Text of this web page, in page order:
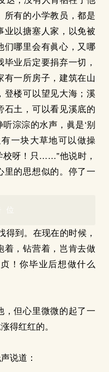
所有的小学教员，都是
业以搪塞人家，以免被
们哪里会有眞心，又哪
业后定要捐弃一切，
有一所房子，建筑在山
登楼可以望见大海；溪
石土，可以看见溪底的
淙淙的水声，眞是‘别
一块大草地可以做操
校呀！只……”他说时，
里的思想似的。停了一
位
到。在现在的时候，
着，钻营着，岂肯去做
！你毕业后想做什么
但心里微微的起了一
得红红的。
说道：